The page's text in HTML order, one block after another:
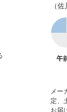
（
メー
定、
お届